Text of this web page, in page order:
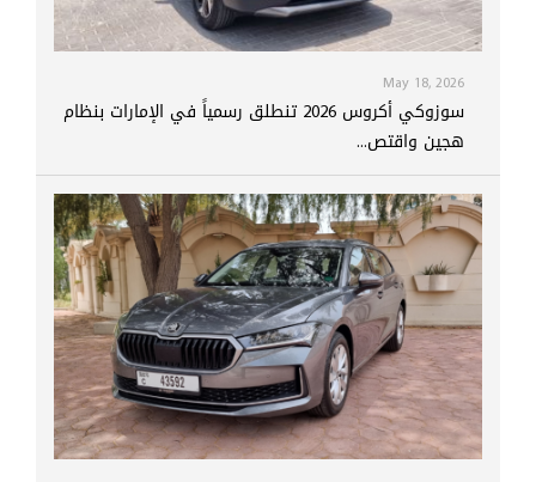
May 18, 2026
سوزوكي أكروس 2026 تنطلق رسمياً في الإمارات بنظام
هجين واقتص...